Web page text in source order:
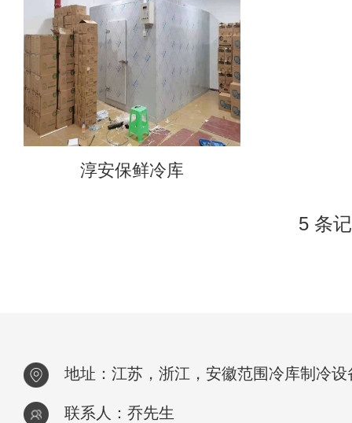
淳安保鲜冷库
5 条
地址：江苏，浙江，安徽范围冷库制冷设
联系人：乔先生